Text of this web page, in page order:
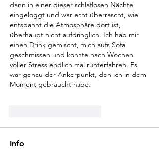
dann in einer dieser schlaflosen Nächte
eingeloggt und war echt überrascht, wie
entspannt die Atmosphäre dort ist,
überhaupt nicht aufdringlich. Ich hab mir
einen Drink gemischt, mich aufs Sofa
geschmissen und konnte nach Wochen
voller Stress endlich mal runterfahren. Es
war genau der Ankerpunkt, den ich in dem
Moment gebraucht habe.
Info